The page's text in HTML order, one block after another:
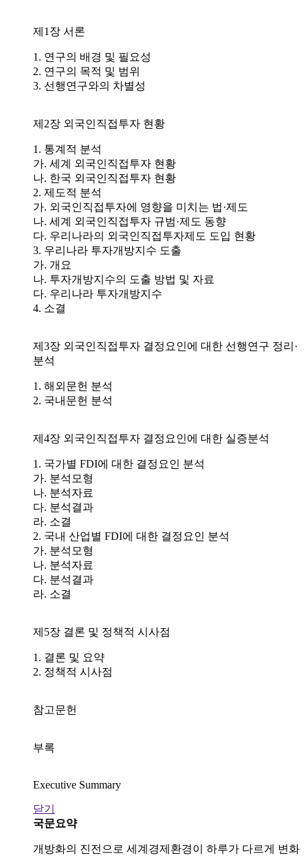
제1장 서론
1. 연구의 배경 및 필요성
2. 연구의 목적 및 범위
3. 선행연구와의 차별성
제2장 외국인직접투자 현황
1. 통계적 분석
가. 세계 외국인직접투자 현황
나. 한국 외국인직접투자 현황
2. 제도적 분석
가. 외국인직접투자에 영향을 미치는 법·제도
나. 세계 외국인직접투자 규범·제도 동향
다. 우리나라의 외국인직접투자제도 도입 현황
3. 우리나라 투자개방지수 도출
가. 개요
나. 투자개방지수의 도출 방법 및 자료
다. 우리나라 투자개방지수
4. 소결
제3장 외국인직접투자 결정요인에 대한 선행연구 정리·
분석
1. 해외문헌 분석
2. 국내문헌 분석
제4장 외국인직접투자 결정요인에 대한 실증분석
1. 국가별 FDI에 대한 결정요인 분석
가. 분석모형
나. 분석자료
다. 분석결과
라. 소결
2. 국내 산업별 FDI에 대한 결정요인 분석
가. 분석모형
나. 분석자료
다. 분석결과
라. 소결
제5장 결론 및 정책적 시사점
1. 결론 및 요약
2. 정책적 시사점
참고문헌
부록
Executive Summary
닫기
국문요약
개방화의 진전으로 세계경제환경이 하루가 다르게 변화